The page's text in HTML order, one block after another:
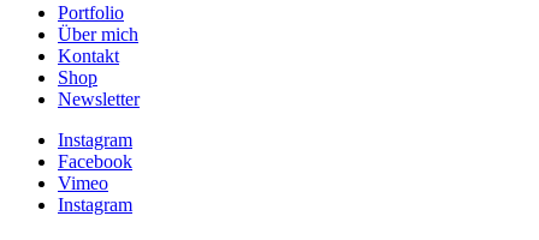
Portfolio
Über mich
Kontakt
Shop
Newsletter
Instagram
Facebook
Vimeo
Instagram